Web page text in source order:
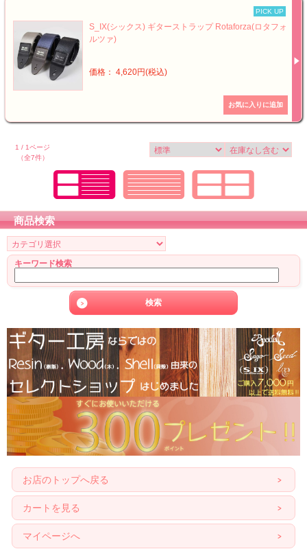
PICK UP
S_IX(シックス) ギターストラップ Rotaforza(ロタフォ
ルツァ)
価格： 4,620円(税込)
1 / 1ページ
（全7件）
商品検索
キーワード検索
お店のトップへ戻る
カートを見る
マイページへ